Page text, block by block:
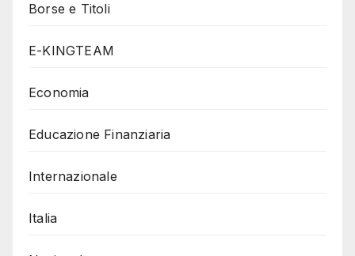
Borse e Titoli
E-KINGTEAM
Economia
Educazione Finanziaria
Internazionale
Italia